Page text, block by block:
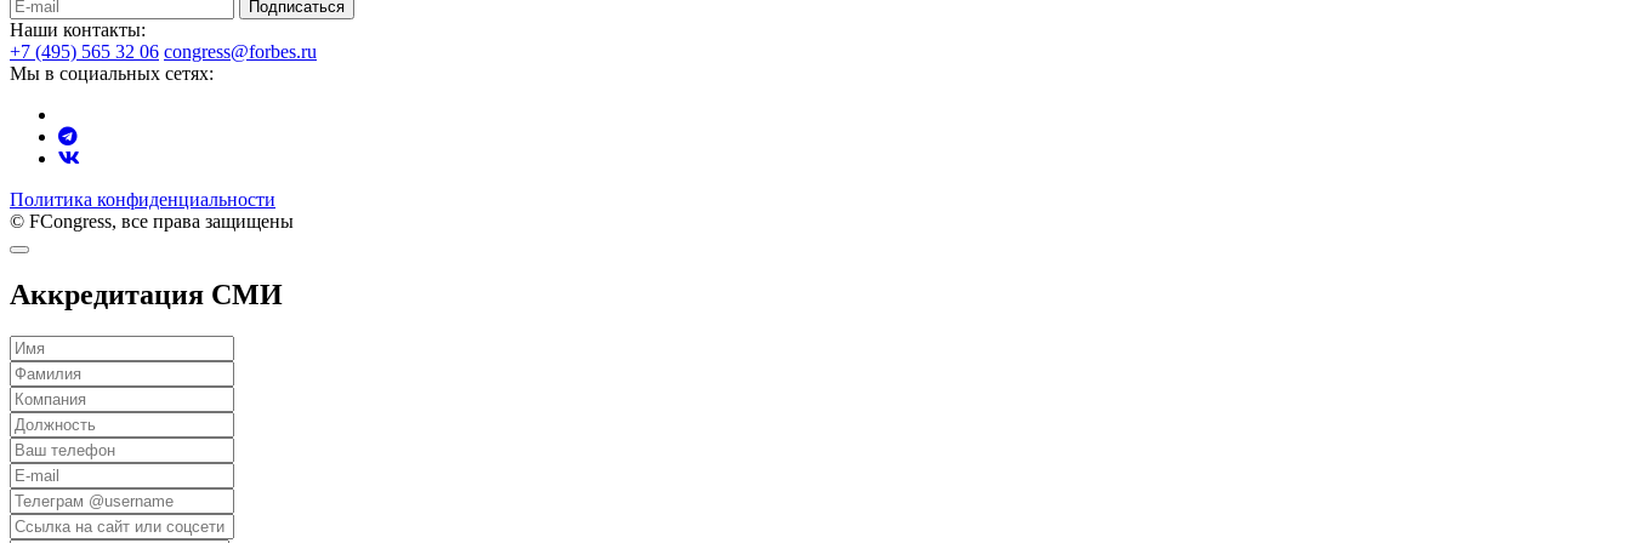
Подписаться
Наши контакты:
+7 (495) 565 32 06 congress@forbes.ru
Мы в социальных сетях:
Политика конфиденциальности
© FCongress, все права защищены
Аккредитация СМИ